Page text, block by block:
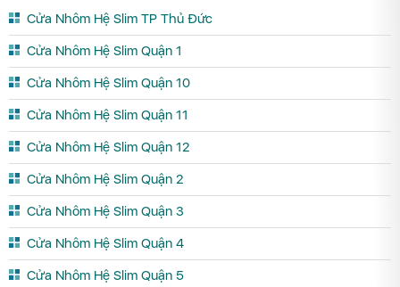
Cửa Nhôm Hệ Slim TP Thủ Đức
Cửa Nhôm Hệ Slim Quận 1
Cửa Nhôm Hệ Slim Quận 10
Cửa Nhôm Hệ Slim Quận 11
Cửa Nhôm Hệ Slim Quận 12
Cửa Nhôm Hệ Slim Quận 2
Cửa Nhôm Hệ Slim Quận 3
Cửa Nhôm Hệ Slim Quận 4
Cửa Nhôm Hệ Slim Quận 5